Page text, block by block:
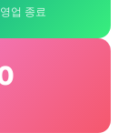
영업 종료